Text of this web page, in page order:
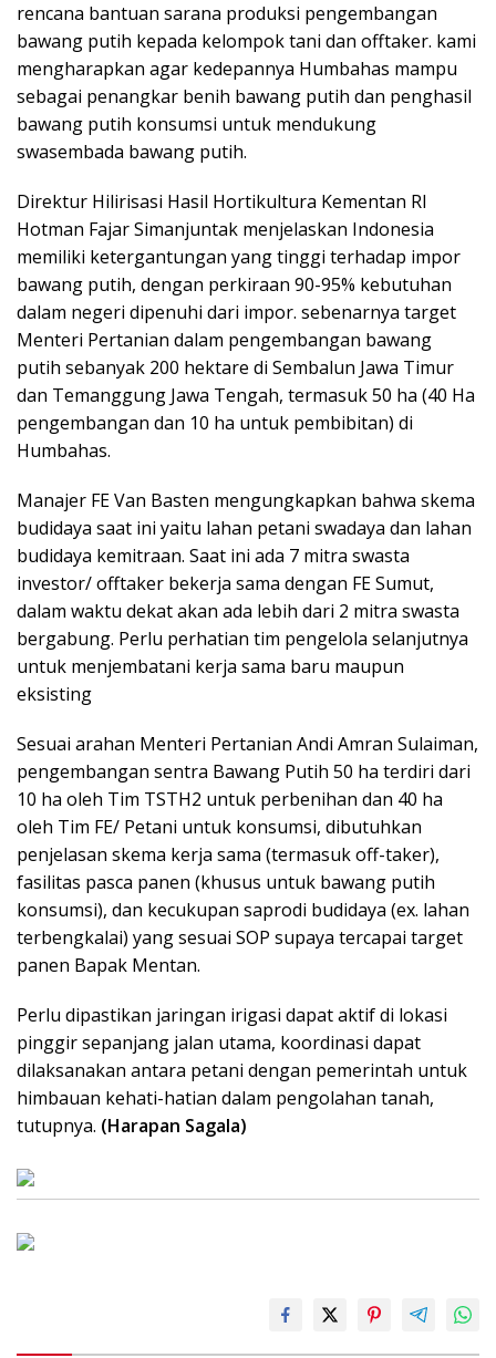
rencana bantuan sarana produksi pengembangan
bawang putih kepada kelompok tani dan offtaker. kami
mengharapkan agar kedepannya Humbahas mampu
sebagai penangkar benih bawang putih dan penghasil
bawang putih konsumsi untuk mendukung
swasembada bawang putih.
Direktur Hilirisasi Hasil Hortikultura Kementan RI
Hotman Fajar Simanjuntak menjelaskan Indonesia
memiliki ketergantungan yang tinggi terhadap impor
bawang putih, dengan perkiraan 90-95% kebutuhan
dalam negeri dipenuhi dari impor. sebenarnya target
Menteri Pertanian dalam pengembangan bawang
putih sebanyak 200 hektare di Sembalun Jawa Timur
dan Temanggung Jawa Tengah, termasuk 50 ha (40 Ha
pengembangan dan 10 ha untuk pembibitan) di
Humbahas.
Manajer FE Van Basten mengungkapkan bahwa skema
budidaya saat ini yaitu lahan petani swadaya dan lahan
budidaya kemitraan. Saat ini ada 7 mitra swasta
investor/ offtaker bekerja sama dengan FE Sumut,
dalam waktu dekat akan ada lebih dari 2 mitra swasta
bergabung. Perlu perhatian tim pengelola selanjutnya
untuk menjembatani kerja sama baru maupun
eksisting
Sesuai arahan Menteri Pertanian Andi Amran Sulaiman,
pengembangan sentra Bawang Putih 50 ha terdiri dari
10 ha oleh Tim TSTH2 untuk perbenihan dan 40 ha
oleh Tim FE/ Petani untuk konsumsi, dibutuhkan
penjelasan skema kerja sama (termasuk off-taker),
fasilitas pasca panen (khusus untuk bawang putih
konsumsi), dan kecukupan saprodi budidaya (ex. lahan
terbengkalai) yang sesuai SOP supaya tercapai target
panen Bapak Mentan.
Perlu dipastikan jaringan irigasi dapat aktif di lokasi
pinggir sepanjang jalan utama, koordinasi dapat
dilaksanakan antara petani dengan pemerintah untuk
himbauan kehati-hatian dalam pengolahan tanah,
tutupnya. (Harapan Sagala)